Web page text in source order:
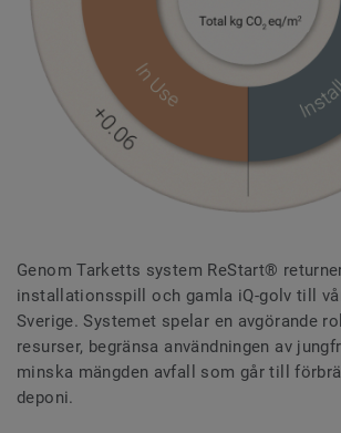
Genom Tarketts system ReStart®
installationsspill och gamla iQ-golv till
Sverige. Systemet spelar en avgörande
resurser, begränsa användningen av
minska mängden avfall som går till
deponi.